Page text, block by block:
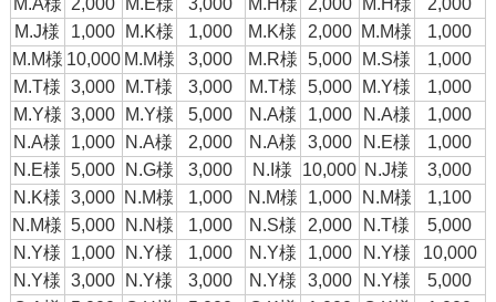
M.A様 2,000 M.E様 3,000 M.H様 2,000 M.H様
2,000
M.J様
1,000 M.K様 1,000 M.K様 2,000 M.M様
1,000
M.M様 10,000 M.M様 3,000 M.R様 5,000 M.S様
1,000
M.T様
3,000 M.T様 3,000 M.T様 5,000 M.Y様
1,000
M.Y様 3,000 M.Y様 5,000 N.A様 1,000 N.A様
1,000
N.A様
1,000 N.A様 2,000 N.A様 3,000 N.E様
1,000
N.E様
5,000 N.G様 3,000 N.I様 10,000 N.J様
3,000
N.K様
3,000 N.M様 1,000 N.M様 1,000 N.M様
1,100
N.M様 5,000 N.N様 1,000 N.S様 2,000 N.T様
5,000
N.Y様
1,000 N.Y様 1,000 N.Y様 1,000 N.Y様
10,000
N.Y様
3,000 N.Y様 3,000 N.Y様 3,000 N.Y様
5,000